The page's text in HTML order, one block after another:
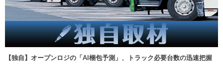
【独自】オープンロジの「AI梱包予測」、トラック必要台数の迅速把握